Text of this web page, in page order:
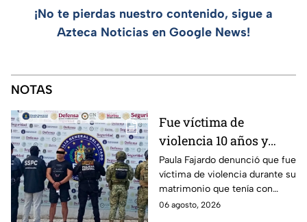
¡No te pierdas nuestro contenido, sigue a
Azteca Noticias en Google News!
NOTAS
Fue víctima de
violencia 10 años y
hasta ahora detienen al
presunto agresor: el
caso de Paula Fajardo
Paula Fajardo denunció que fue
víctima de violencia durante su
matrimonio que tenía con
Jorge Francisco “N”, quien fue
06 agosto, 2026